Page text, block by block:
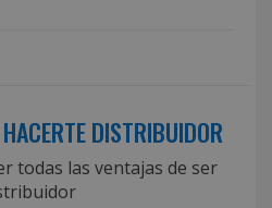
DISTRIBUIDOR
todas las ventajas de ser